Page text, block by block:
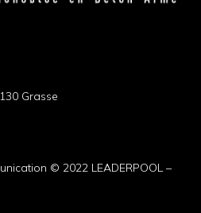
Grasse
© 2022 LEADERPOOL –